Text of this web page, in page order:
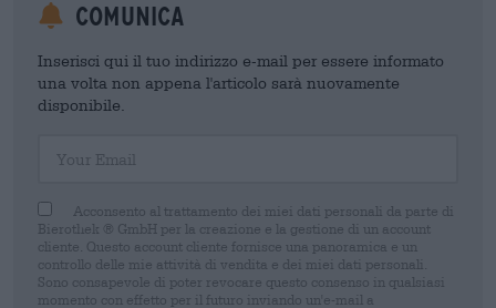
Comunica
Inserisci qui il tuo indirizzo e-mail per essere informato
una volta non appena l'articolo sarà nuovamente
disponibile.
Acconsento al trattamento dei miei dati personali da parte di
Bierothek ® GmbH per la creazione e la gestione di un account
cliente. Questo account cliente fornisce una panoramica e un
controllo delle mie attività di vendita e dei miei dati personali.
Sono consapevole di poter revocare questo consenso in qualsiasi
momento con effetto per il futuro inviando un'e-mail a